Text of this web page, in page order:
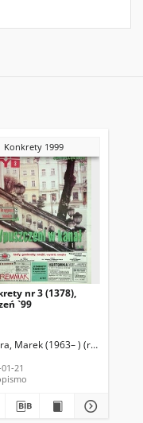
Wincenty
Konkrety 1999
nr 3 (1378),
`99
Marek (1963– ) (red. nacz.)
21